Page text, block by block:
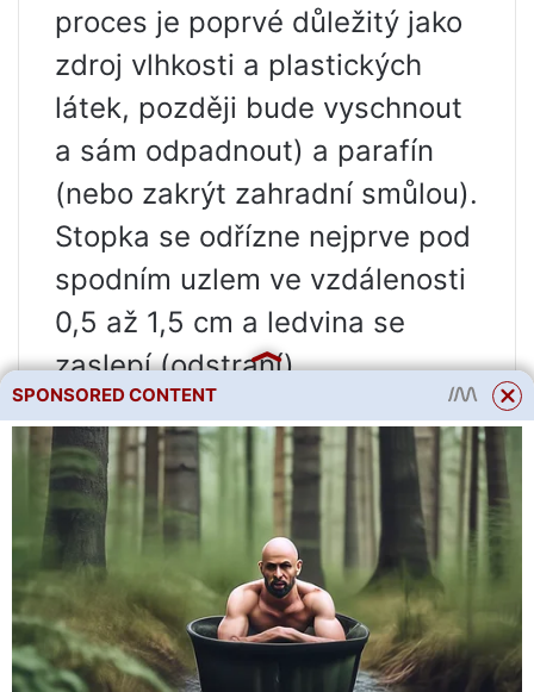
proces je poprvé důležitý jako
zdroj vlhkosti a plastických
látek, později bude vyschnout
a sám odpadnout) a parafín
(nebo zakrýt zahradní smůlou).
Stopka se odřízne nejprve pod
spodním uzlem ve vzdálenosti
0,5 až 1,5 cm a ledvina se
zaslepí (odstraní).
Dalším krokem je rýhování
spodní části rukojeti (3-5 cm)
špičkou nože, hřebíkem nebo
šídlem. Obvykle stačí 2-3
škrábance, dosahující k lýkové
vrstvě, častější vyříznutí kůry
povede k jejímu odlupování.
SPONSORED CONTENT